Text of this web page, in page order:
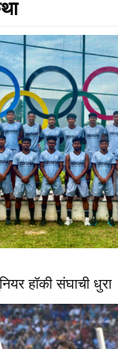
हॉकी संघाची धुरा